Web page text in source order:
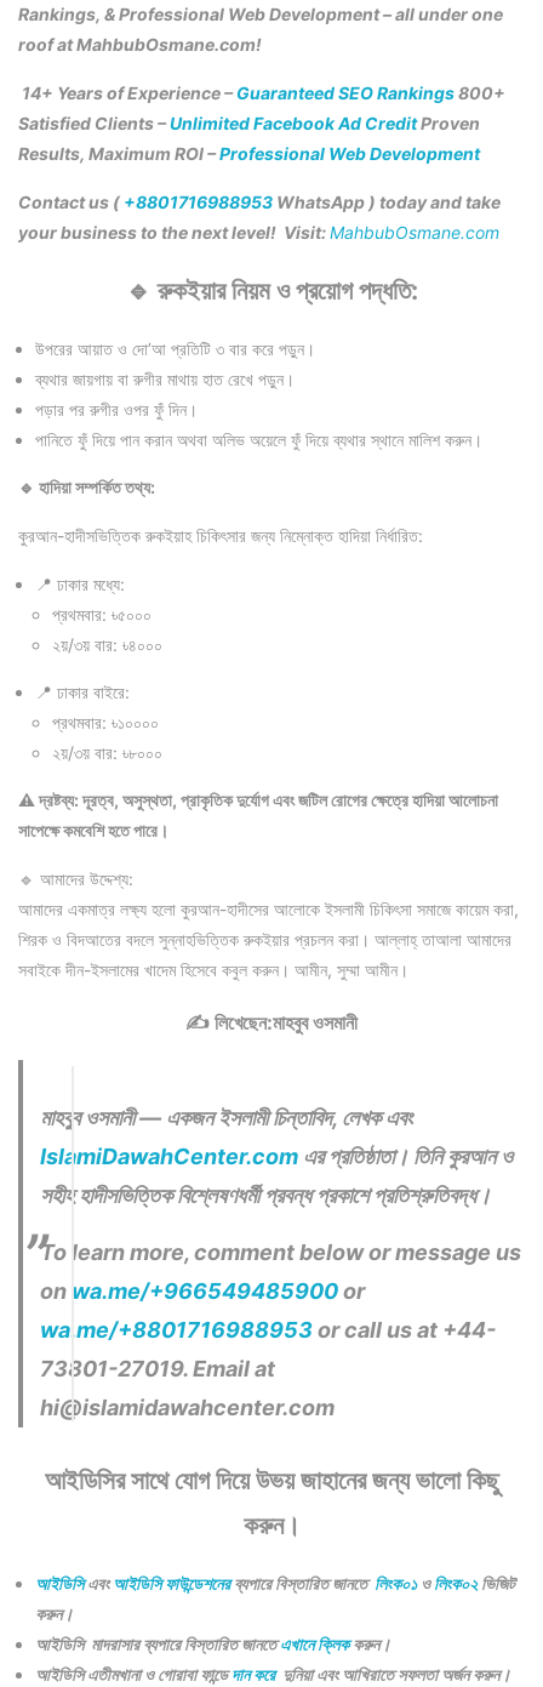
Rankings, & Professional Web Development – all under one
roof at MahbubOsmane.com!
14+ Years of Experience –Guaranteed SEO Rankings800+
Satisfied Clients –Unlimited Facebook Ad CreditProven
Results, Maximum ROI –Professional Web Development
Contact us ( +8801716988953 WhatsApp ) today and take
your business to the next level! Visit:MahbubOsmane.com
🔹 রুকইয়ার নিয়ম ও প্রয়োগ পদ্ধতি:
উপরের আয়াত ও দো’আ প্রতিটি ৩ বার করে পড়ুন।
ব্যথার জায়গায় বা রুগীর মাথায় হাত রেখে পড়ুন।
পড়ার পর রুগীর ওপর ফুঁ দিন।
পানিতে ফুঁ দিয়ে পান করান অথবা অলিভ অয়েলে ফুঁ দিয়ে ব্যথার স্থানে মালিশ করুন।
🔹 হাদিয়া সম্পর্কিত তথ্য:
কুরআন-হাদীসভিত্তিক রুকইয়াহ চিকিৎসার জন্য নিম্নোক্ত হাদিয়া নির্ধারিত:
📍 ঢাকার মধ্যে:
প্রথমবার: ৳৫০০০
২য়/৩য় বার: ৳৪০০০
📍 ঢাকার বাইরে:
প্রথমবার: ৳১০০০০
২য়/৩য় বার: ৳৮০০০
⚠️ দ্রষ্টব্য: দূরত্ব, অসুস্থতা, প্রাকৃতিক দুর্যোগ এবং জটিল রোগের ক্ষেত্রে হাদিয়া আলোচনা
সাপেক্ষে কমবেশি হতে পারে।
🔹 আমাদের উদ্দেশ্য:
আমাদের একমাত্র লক্ষ্য হলো কুরআন-হাদীসের আলোকে ইসলামী চিকিৎসা সমাজে কায়েম করা,
শিরক ও বিদআতের বদলে সুন্নাহভিত্তিক রুকইয়ার প্রচলন করা। আল্লাহ্‌ তাআলা আমাদের
সবাইকে দীন-ইসলামের খাদেম হিসেবে কবুল করুন। আমীন, সুম্মা আমীন।
✍️ লিখেছেন:মাহবুব ওসমানী
মাহবুব ওসমানী — একজন ইসলামী চিন্তাবিদ, লেখক এবং
IslamiDawahCenter.comএর প্রতিষ্ঠাতা। তিনি কুরআন ও
সহীহ হাদীসভিত্তিক বিশ্লেষণধর্মী প্রবন্ধ প্রকাশে প্রতিশ্রুতিবদ্ধ।
To learn more, comment below or message us
on wa.me/+966549485900or
wa.me/+8801716988953or call us at +44-
73801-27019. Email at
hi@islamidawahcenter.com
আইডিসির সাথে যোগ দিয়ে উভয় জাহানের জন্য ভালো কিছু
করুন।
আইডিসিএবংআইডিসি ফাউন্ডেশনেরব্যপারে বিস্তারিত জানতে লিংক০১ওলিংক০২ ভিজিট
করুন।
আইডিসি মাদরাসার ব্যপারে বিস্তারিত জানতেএখানে ক্লিককরুন।
আইডিসি এতীমখানা ও গোরাবা ফান্ডেদান করে দুনিয়া এবং আখিরাতে সফলতা অর্জন করুন।